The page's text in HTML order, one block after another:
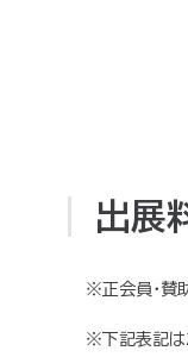
出展
※正会員・賛
※下記表記は